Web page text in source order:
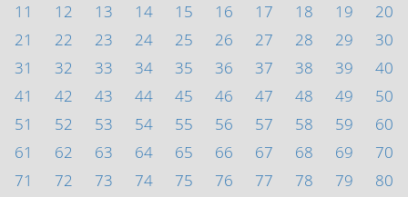
11
12 13 14 15 16 17 18 19
20
21
22 23 24 25 26 27 28 29
30
31
32 33 34 35 36 37 38 39
40
41
42 43 44 45 46 47 48 49
50
51
52 53 54 55 56 57 58 59
60
61
62 63 64 65 66 67 68 69
70
71
72 73 74 75 76 77 78 79
80